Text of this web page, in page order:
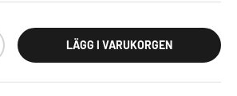
QUANTITYLÄGG I VARUKORGEN